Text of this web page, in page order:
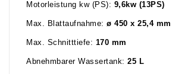
Motorleistung kw (PS): 9,6kw (13PS)
Max. Blattaufnahme: ø 450 x 25,4 mm
Max. Schnitttiefe: 170 mm
Abnehmbarer Wassertank: 25 L